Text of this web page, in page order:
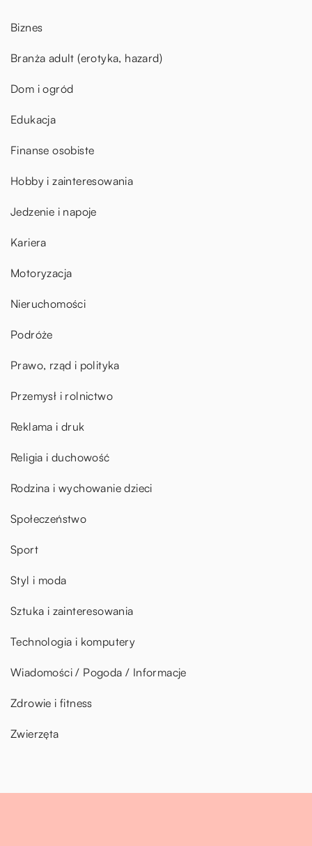
Biznes
Branża adult (erotyka, hazard)
Dom i ogród
Edukacja
Finanse osobiste
Hobby i zainteresowania
Jedzenie i napoje
Kariera
Motoryzacja
Nieruchomości
Podróże
Prawo, rząd i polityka
Przemysł i rolnictwo
Reklama i druk
Religia i duchowość
Rodzina i wychowanie dzieci
Społeczeństwo
Sport
Styl i moda
Sztuka i zainteresowania
Technologia i komputery
Wiadomości / Pogoda / Informacje
Zdrowie i fitness
Zwierzęta